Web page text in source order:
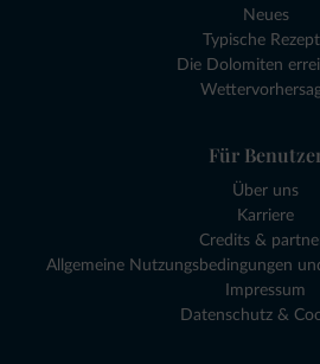
Neues
Typische
Die Dolomiten
Für
Über uns
Karriere
Credits &
Allgemeine Nutzungsbedingungen
Impressum
Datenschutz &